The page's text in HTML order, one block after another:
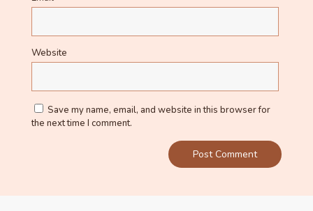
Website
Save my name, email, and website in this browser for
the next time I comment.